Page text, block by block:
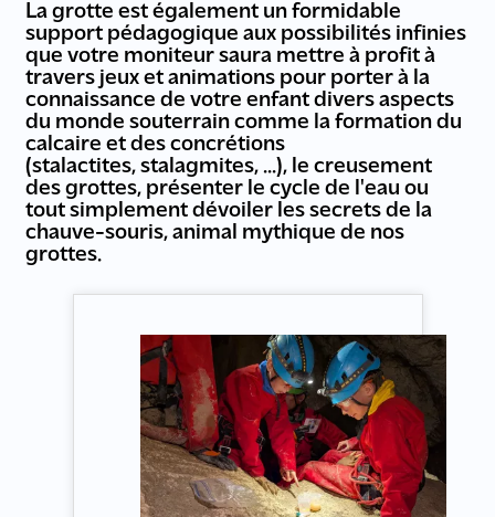
La grotte est également un formidable
support pédagogique aux possibilités infinies
que votre moniteur saura mettre à profit à
travers jeux et animations pour porter à la
connaissance de votre enfant divers aspects
du monde souterrain comme la formation du
calcaire et des concrétions
(stalactites, stalagmites, ...), le creusement
des grottes, présenter le cycle de l'eau ou
tout simplement dévoiler les secrets de la
chauve-souris, animal mythique de nos
grottes.